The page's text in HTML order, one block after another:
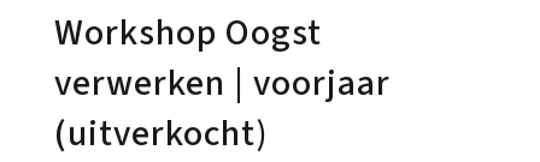
Workshop Oogst
verwerken | voorjaar
(uitverkocht)